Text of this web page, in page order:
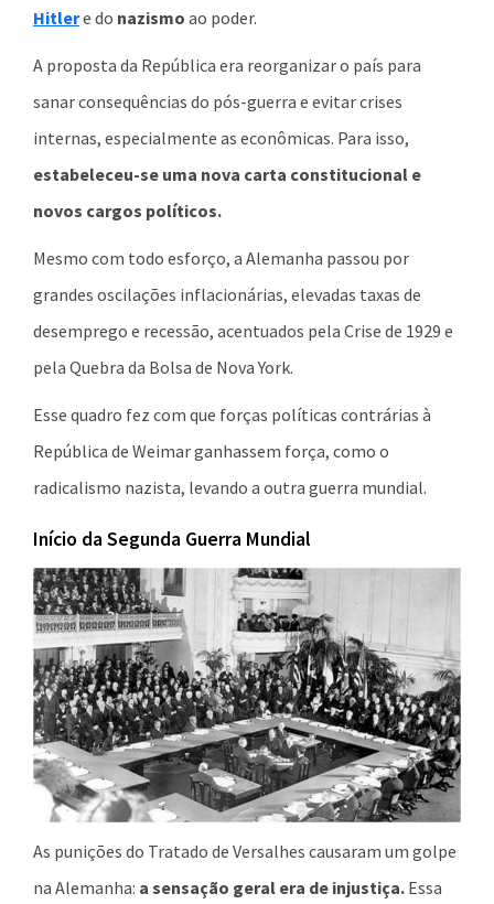
Hitlere do nazismo ao poder.
A proposta da República era reorganizar o país para
sanar consequências do pós-guerra e evitar crises
internas, especialmente as econômicas. Para isso,
estabeleceu-se uma nova carta constitucional e
novos cargos políticos.
Mesmo com todo esforço, a Alemanha passou por
grandes oscilações inflacionárias, elevadas taxas de
desemprego e recessão, acentuados pela Crise de 1929 e
pela Quebra da Bolsa de Nova York.
Esse quadro fez com que forças políticas contrárias à
República de Weimar ganhassem força, como o
radicalismo nazista, levando a outra guerra mundial.
Início da Segunda Guerra Mundial
As punições do Tratado de Versalhes causaram um golpe
na Alemanha: a sensação geral era de injustiça. Essa